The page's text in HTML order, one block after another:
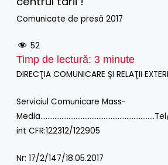
Comunicate de presă 2017
52
Timp de lectură: 3 minute
DIRECŢIA COMUNICARE ŞI RELAŢII
Serviciul Comunicare Mass-
Media………………………………………………………..Tel/
int CFR:122312/122905
Nr: 17/2/147/18.05.2017